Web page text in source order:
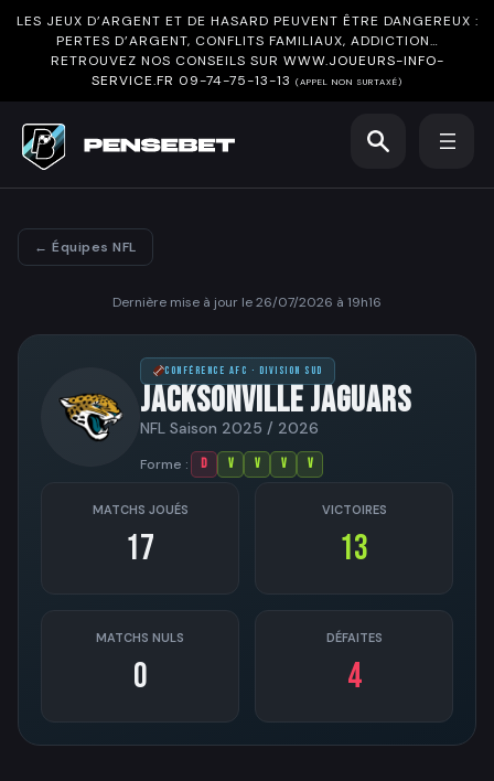
LES JEUX D’ARGENT ET DE HASARD PEUVENT ÊTRE DANGEREUX :
PERTES D’ARGENT, CONFLITS FAMILIAUX, ADDICTION…
RETROUVEZ NOS CONSEILS SUR WWW.JOUEURS-INFO-
SERVICE.FR 09-74-75-13-13 (APPEL NON SURTAXÉ)
← Équipes NFL
Dernière mise à jour le 26/07/2026 à 19h16
CONFÉRENCE AFC · DIVISION SUD
JACKSONVILLE JAGUARS
NFL Saison 2025 / 2026
Forme : D V V V V
MATCHS JOUÉS
17
VICTOIRES
13
MATCHS NULS
0
DÉFAITES
4